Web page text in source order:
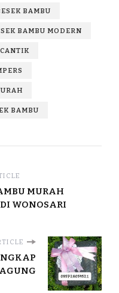
BAMBU
BAMBU MODERN
BAMBU
MURAH
WONOSARI